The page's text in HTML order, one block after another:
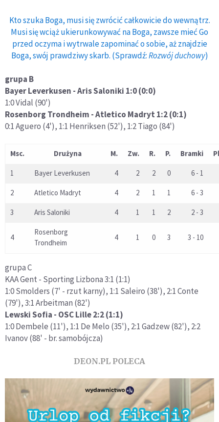
Kto szuka Boga, musi się zwrócić całkowicie do wewnątrz.
Musi się wciąż ukierunkowywać na Boga, zawsze mieć Go
przed oczyma i wytrwale zapominać o sobie, aż znajdzie
Boga, swój prawdziwy skarb. (Sprawdź:Rozwój duchowy)
grupa B
Bayer Leverkusen - Aris Saloniki 1:0 (0:0)
1:0 Vidal (90')
Rosenborg Trondheim - Atletico Madryt 1:2 (0:1)
0:1 Aguero (4'), 1:1 Henriksen (52'), 1:2 Tiago (84')
Msc. Drużyna M. Zw. R. P. Bramki
1 Bayer Leverkusen 4 2 2 0 6 - 1
2 Atletico Madryt 4 2 1 1 6 - 3
3 Aris Saloniki 4 1 1 2 2 - 3
4
Rosenborg
Trondheim
4 1 0 3 3 - 10
grupa C
KAA Gent - Sporting Lizbona 3:1 (1:1)
1:0 Smolders (7' - rzut karny), 1:1 Saleiro (38'), 2:1 Conte
(79'), 3:1 Arbeitman (82')
Lewski Sofia - OSC Lille 2:2 (1:1)
1:0 Dembele (11'), 1:1 De Melo (35'), 2:1 Gadzew (82'), 2:2
Ivanov (88' - br. samobójcza)
DEON.PL POLECA